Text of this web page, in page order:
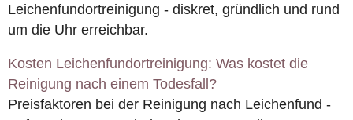
Leichenfundortreinigung - diskret, gründlich und rund
um die Uhr erreichbar.
Kosten Leichenfundortreinigung: Was kostet die
Reinigung nach einem Todesfall?
Preisfaktoren bei der Reinigung nach Leichenfund -